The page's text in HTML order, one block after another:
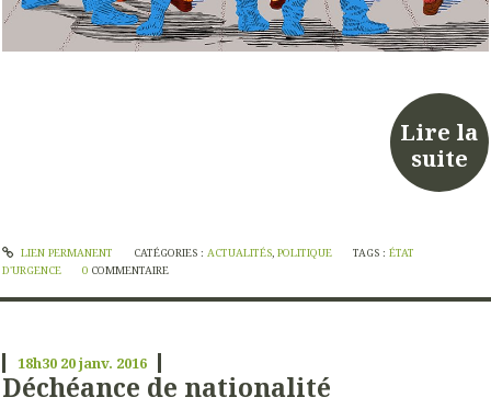
Lire la
suite
LIEN PERMANENT CATÉGORIES : ACTUALITÉS, POLITIQUE TAGS : ÉTAT
D'URGENCE
0 COMMENTAIRE
18h30 20janv. 2016
Déchéance de nationalité